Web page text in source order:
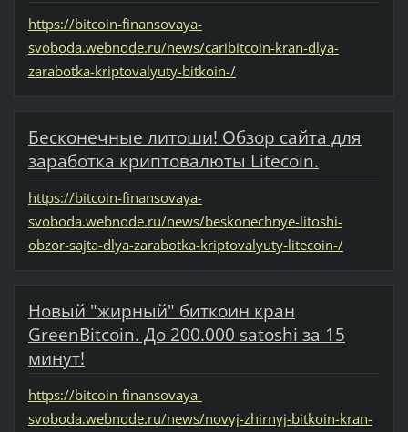
https://bitcoin-finansovaya-
svoboda.webnode.ru/news/caribitcoin-kran-dlya-
zarabotka-kriptovalyuty-bitkoin-/
Бесконечные литоши! Обзор сайта для
заработка криптовалюты Litecoin.
https://bitcoin-finansovaya-
svoboda.webnode.ru/news/beskonechnye-litoshi-
obzor-sajta-dlya-zarabotka-kriptovalyuty-litecoin-/
Новый "жирный" биткоин кран
GreenBitcoin. До 200.000 satoshi за 15
минут!
https://bitcoin-finansovaya-
svoboda.webnode.ru/news/novyj-zhirnyj-bitkoin-kran-